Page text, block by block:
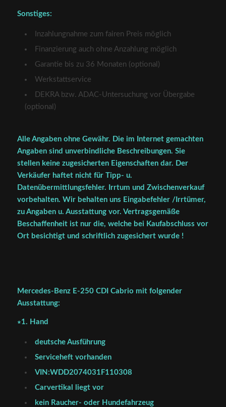
Sonstiges:
Inzahlungnahme zum fairen Preis möglich
Finanzierung auch ohne Anzahlung möglich
Garantie bis zu 36 Monaten (optional)
Werkstattservice
DEKRA bzw. ADAC-Untersuchung vor Übergabe
(optional)
Alle Angaben ohne Gewähr. Die im Internet gemachten
Angaben sind unverbindliche Beschreibungen. Sie
stellen keine zugesicherten Eigenschaften dar. Der
Verkäufer haftet nicht für Tipp- u.
Datenübermittlungsfehler. Irrtum und Zwischenverkauf
vorbehalten. Wir behalten uns Eingabefehler /Irrtümer,
zu Angaben u. Ausstattung vor. Vertragsgemäße
Beschaffenheit ist nur die, welche bei Kaufabschluss vor
Ort besichtigt und schriftlich zugesichert wurde !
Mercedes-Benz E-250 CDI Cabrio mit folgender
Ausstattung:
∗1. Hand
deutsche Ausführung
Serviceheft vorhanden
VIN:WDD2074031F110308
Carvertikal liegt vor
kein Raucher- oder Hundefahrzeug